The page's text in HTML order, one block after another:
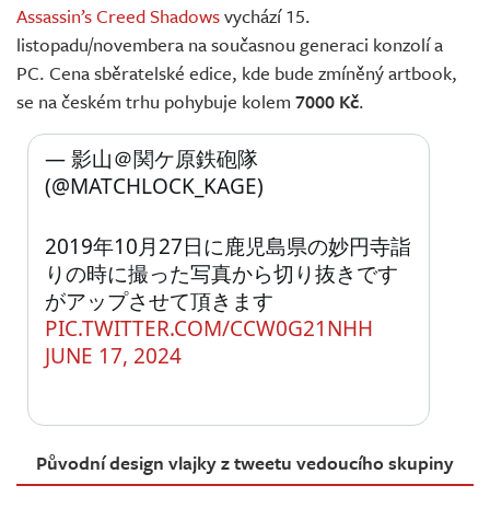
Assassin’s Creed Shadowsvychází 15.
listopadu/novembera na současnou generaci konzolí a
PC. Cena sběratelské edice, kde bude zmíněný artbook,
se na českém trhu pohybuje kolem 7000 Kč.
2019年10月27日に鹿児島県の妙円寺詣
りの時に撮った写真から切り抜きです
PIC.TWITTER.COM/CCW0G21NHH
— 影山＠関ケ原鉄砲隊
(@MATCHLOCK_KAGE)
JUNE 17, 2024
Původní design vlajky z tweetu vedoucího skupiny